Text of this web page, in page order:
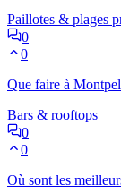
Paillotes & plages
0
0
Que faire à
Bars & rooftops
0
0
Où sont les